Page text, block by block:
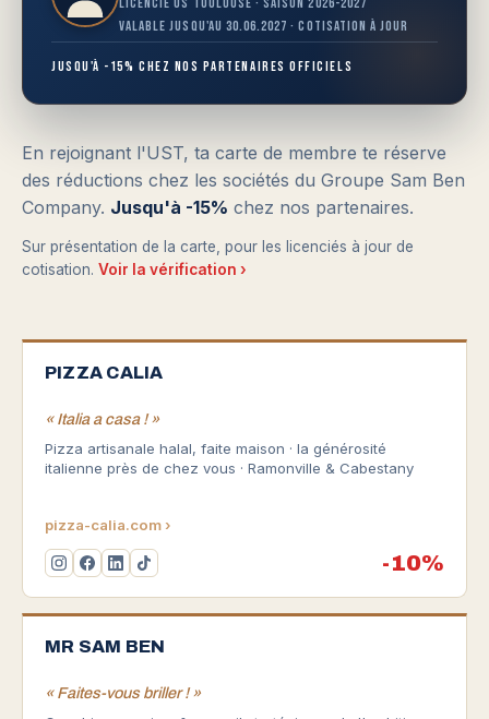
Valable jusqu'au 30.06.2027 · Cotisation à jour
Jusqu'à -15% chez nos partenaires officiels
En rejoignant l'UST, ta carte de membre te réserve
des réductions chez les sociétés du Groupe Sam Ben
Company. Jusqu'à -15% chez nos partenaires.
Sur présentation de la carte, pour les licenciés à jour de
cotisation. Voir la vérification ›
PIZZA CALIA
« Italia a casa ! »
Pizza artisanale halal, faite maison · la générosité
italienne près de chez vous · Ramonville & Cabestany
pizza-calia.com ›
-10%
MR SAM BEN
« Faites-vous briller ! »